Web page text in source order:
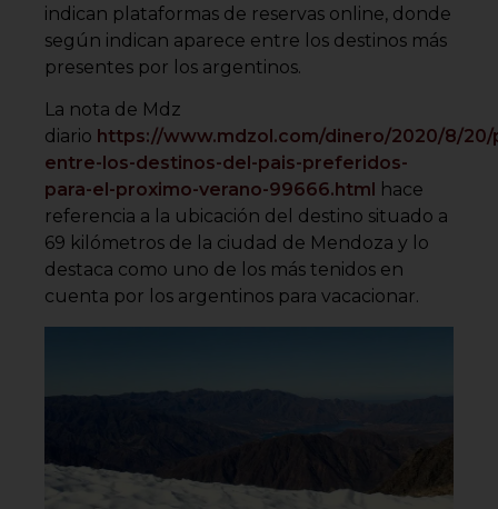
indican plataformas de reservas online, donde
según indican aparece entre los destinos más
presentes por los argentinos.
La nota de Mdz
diario https://www.mdzol.com/dinero/2020/8/
entre-los-destinos-del-pais-preferidos-
para-el-proximo-verano-99666.html
hace
referencia a la ubicación del destino situado a
69 kilómetros de la ciudad de Mendoza y lo
destaca como uno de los más tenidos en
cuenta por los argentinos para vacacionar.